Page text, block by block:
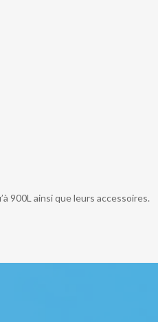
900L ainsi que leurs accessoires.